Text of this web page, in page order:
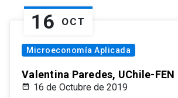
16 OCT
Microeconomía Aplicada
Valentina Paredes, UChile-FEN
16 de Octubre de 2019